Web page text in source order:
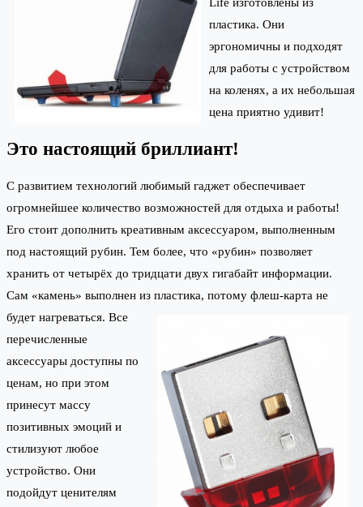
пластика. Они
эргономичны и подходят
для работы с устройством
на коленях, а их небольшая
цена приятно удивит!
Это настоящий бриллиант!
С развитием технологий любимый гаджет обеспечивает
огромнейшее количество возможностей для отдыха и работы!
Его стоит дополнить креативным аксессуаром, выполненным
под настоящий рубин. Тем более, что «рубин» позволяет
хранить от четырёх до тридцати двух гигабайт информации.
Сам «камень» выполнен из пластика, потому флеш-карта не
будет нагреваться. Все
перечисленные
аксессуары доступны по
ценам, но при этом
принесут массу
позитивных эмоций и
стилизуют любое
устройство. Они
подойдут ценителям